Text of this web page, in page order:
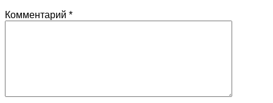
Комментарий *